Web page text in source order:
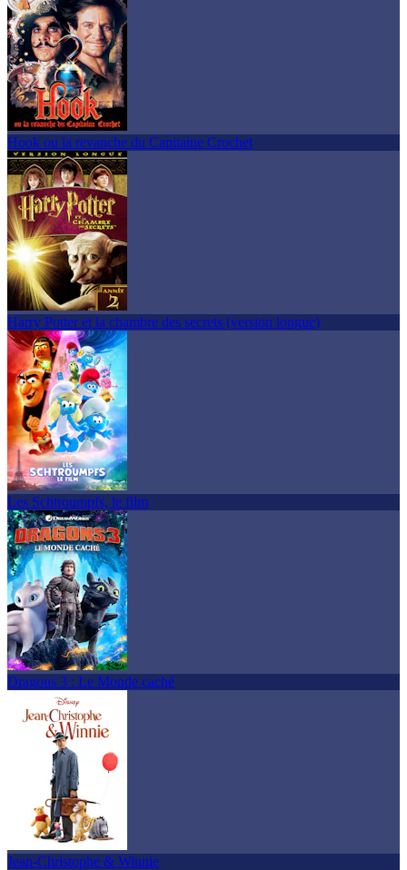
Hook ou la revanche du Capitaine Crochet
Harry Potter et la chambre des secrets (version longue)
Les Schtroumpfs, le film
Dragons 3 : Le Monde caché
Jean-Christophe & Winnie